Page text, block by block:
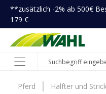
springen
**zusätzlich -2% ab 500€
179 €
Pferd Halfter und